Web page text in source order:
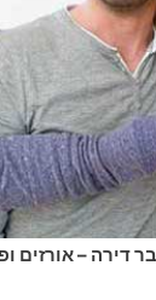
דירה – אורזים